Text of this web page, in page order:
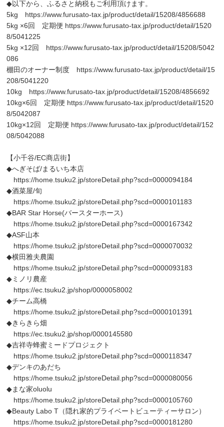
◆以下から、ふるさと納税もご利用頂けます。
5kg https://www.furusato-tax.jp/product/detail/15208/4856688
5kg ×6回 定期便 https://www.furusato-tax.jp/product/detail/1520
8/5041225
5kg ×12回 https://www.furusato-tax.jp/product/detail/15208/5042
086
棚田のオーナー制度 https://www.furusato-tax.jp/product/detail/15
208/5041220
10kg https://www.furusato-tax.jp/product/detail/15208/4856692
10kg×6回 定期便 https://www.furusato-tax.jp/product/detail/1520
8/5042087
10kg×12回 定期便 https://www.furusato-tax.jp/product/detail/152
08/5042088
【小千谷/EC商店街】
◆へぎそば/まるいち本店
https://home.tsuku2.jp/storeDetail.php?scd=0000094184
◆酒菜屋/旬
https://home.tsuku2.jp/storeDetail.php?scd=0000101183
◆BAR Star Horse(バースターホース)
https://home.tsuku2.jp/storeDetail.php?scd=0000167342
◆ASF山本
https://home.tsuku2.jp/storeDetail.php?scd=0000070032
◆横田雅夫農園
https://home.tsuku2.jp/storeDetail.php?scd=0000093183
◆ミノリ農産
https://ec.tsuku2.jp/shop/0000058002
◆チーム高橋
https://home.tsuku2.jp/storeDetail.php?scd=0000101391
◆きらきら畑
https://ec.tsuku2.jp/shop/0000145580
◆吉祥寺蜂蜜ミードプロジェクト
https://home.tsuku2.jp/storeDetail.php?scd=0000118347
◆デンキのあだち
https://home.tsuku2.jp/storeDetail.php?scd=0000080056
◆まな家oluolu
https://home.tsuku2.jp/storeDetail.php?scd=0000105760
◆Beauty Labo T（隠れ家的プライベートビューティーサロン）
https://home.tsuku2.jp/storeDetail.php?scd=0000181280